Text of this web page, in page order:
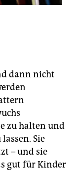
dann nicht
zu halten und
Sie
– und sie
gut für Kinder